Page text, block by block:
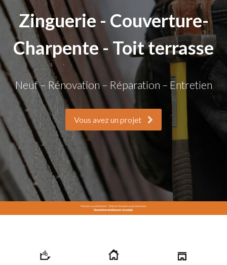
Zinguerie - Couverture-
Charpente - Toit terrasse
Neuf – Rénovation – Réparation – Entretien
Vous avez un projet